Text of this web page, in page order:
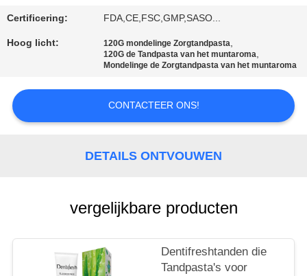
VERZOEK
OM
SITEMAP
Certificering: FDA,CE,FSC,GMP,SASO...
Hoog licht: 120G mondelinge Zorgtandpasta,
120G de Tandpasta van het muntaroma,
Mondelinge de Zorgtandpasta van het muntaroma
CONTACTEER ONS!
DETAILS ONTVOUWEN
vergelijkbare producten
Dentifreshtanden die
Tandpasta's voor